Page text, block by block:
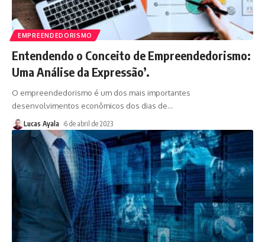
EMPREENDEDORISMO
Entendendo o Conceito de Empreendedorismo:
Uma Análise da Expressão’.
O empreendedorismo é um dos mais importantes
desenvolvimentos econômicos dos dias de…
Lucas Ayala 6 de abril de 2023